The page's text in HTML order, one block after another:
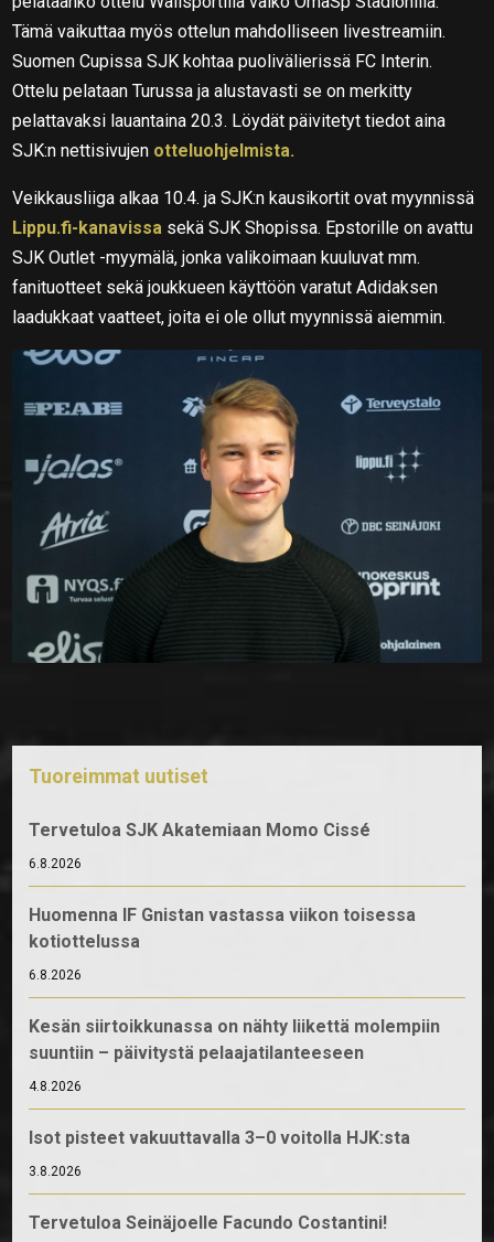
Tämä vaikuttaa myös ottelun mahdolliseen livestreamiin.
Suomen Cupissa SJK kohtaa puolivälierissä FC Interin.
Ottelu pelataan Turussa ja alustavasti se on merkitty
pelattavaksi lauantaina 20.3. Löydät päivitetyt tiedot aina
SJK:n nettisivujen otteluohjelmista.
Veikkausliiga alkaa 10.4. ja SJK:n kausikortit ovat myynnissä
Lippu.fi-kanavissa sekä SJK Shopissa. Epstorille on avattu
SJK Outlet -myymälä, jonka valikoimaan kuuluvat mm.
fanituotteet sekä joukkueen käyttöön varatut Adidaksen
laadukkaat vaatteet, joita ei ole ollut myynnissä aiemmin.
Tuoreimmat uutiset
Tervetuloa SJK Akatemiaan Momo Cissé
6.8.2026
Huomenna IF Gnistan vastassa viikon toisessa
kotiottelussa
6.8.2026
Kesän siirtoikkunassa on nähty liikettä molempiin
suuntiin – päivitystä pelaajatilanteeseen
4.8.2026
Isot pisteet vakuuttavalla 3–0 voitolla HJK:sta
3.8.2026
Tervetuloa Seinäjoelle Facundo Costantini!